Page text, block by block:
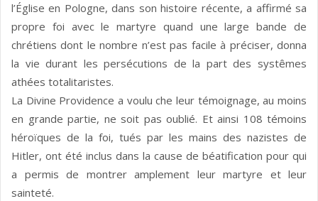
l’Église en Pologne, dans son histoire récente, a affirmé sa
propre foi avec le martyre quand une large bande de
chrétiens dont le nombre n’est pas facile à préciser, donna
la vie durant les persécutions de la part des systêmes
athées totalitaristes.
La Divine Providence a voulu che leur témoignage, au moins
en grande partie, ne soit pas oublié. Et ainsi 108 témoins
héroïques de la foi, tués par les mains des nazistes de
Hitler, ont été inclus dans la cause de béatification pour qui
a permis de montrer amplement leur martyre et leur
sainteté.